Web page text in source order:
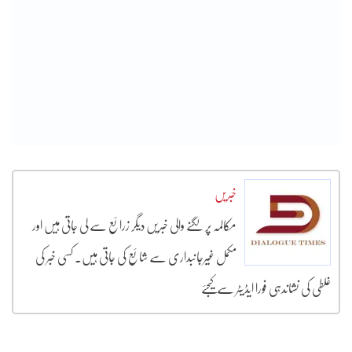
خبریں
مکالمہ پر لگنے والی خبریں دیگر زرائع سے لی جاتی ہیں اور
مکمل غیرجانبداری سے شائع کی جاتی ہیں۔ کسی خبر کی
غلطی کی نشاندہی فورا ایڈیٹر سے کیجئے